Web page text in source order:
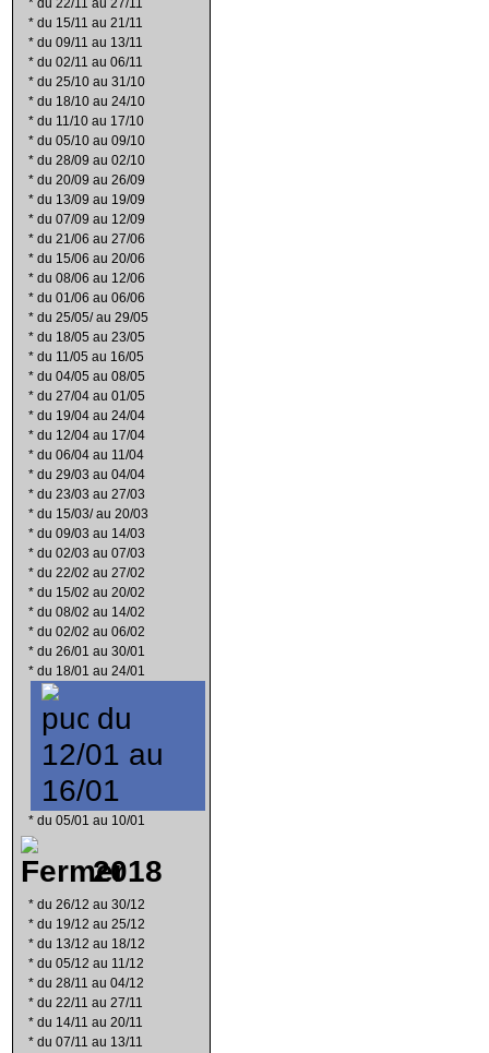
* du 22/11 au 27/11
* du 15/11 au 21/11
* du 09/11 au 13/11
* du 02/11 au 06/11
* du 25/10 au 31/10
* du 18/10 au 24/10
* du 11/10 au 17/10
* du 05/10 au 09/10
* du 28/09 au 02/10
* du 20/09 au 26/09
* du 13/09 au 19/09
* du 07/09 au 12/09
* du 21/06 au 27/06
* du 15/06 au 20/06
* du 08/06 au 12/06
* du 01/06 au 06/06
* du 25/05/ au 29/05
* du 18/05 au 23/05
* du 11/05 au 16/05
* du 04/05 au 08/05
* du 27/04 au 01/05
* du 19/04 au 24/04
* du 12/04 au 17/04
* du 06/04 au 11/04
* du 29/03 au 04/04
* du 23/03 au 27/03
* du 15/03/ au 20/03
* du 09/03 au 14/03
* du 02/03 au 07/03
* du 22/02 au 27/02
* du 15/02 au 20/02
* du 08/02 au 14/02
* du 02/02 au 06/02
* du 26/01 au 30/01
* du 18/01 au 24/01
du
12/01 au
16/01
* du 05/01 au 10/01
2018
* du 26/12 au 30/12
* du 19/12 au 25/12
* du 13/12 au 18/12
* du 05/12 au 11/12
* du 28/11 au 04/12
* du 22/11 au 27/11
* du 14/11 au 20/11
* du 07/11 au 13/11